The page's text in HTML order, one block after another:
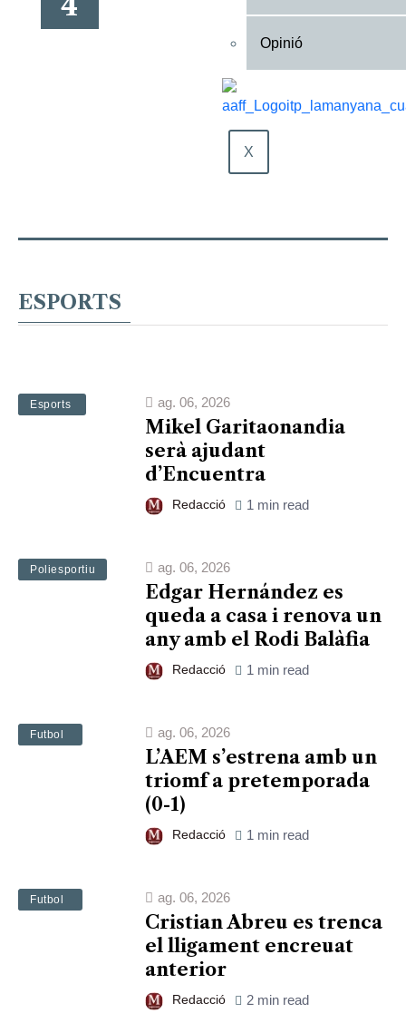
Opinió
X
ESPORTS
Bàsquet
Esports ag. 06, 2026
Mikel Garitaonandia
serà ajudant
d’Encuentra
Redacció 1 min read
Esports
Poliesportiu ag. 06, 2026
Edgar Hernández es
queda a casa i renova un
any amb el Rodi Balàfia
Redacció 1 min read
Esports
Futbol ag. 06, 2026
L’AEM s’estrena amb un
triomf a pretemporada
(0-1)
Redacció 1 min read
Esports
Futbol ag. 06, 2026
Cristian Abreu es trenca
el lligament encreuat
anterior
Redacció 2 min read